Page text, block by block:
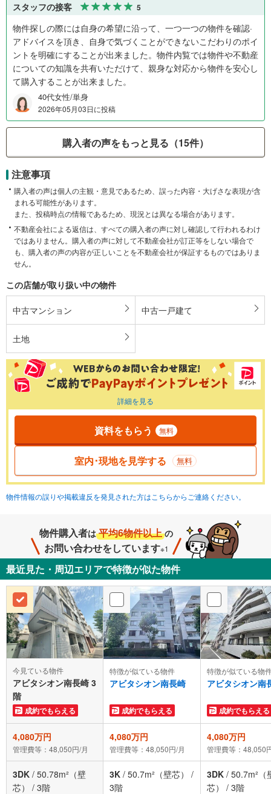
スタッフの接客 5
物件探しの際には自身の希望に沿って、一つ一つの物件を確認·
アドバイスを頂き、自身で気づくことができないこだわりのポイ
ントを明確にすることが出来ました。物件内覧では物件や不動産
についての知識を共有いただけて、親身な対応から物件を安心し
て購入することが出来ました。
40代女性/単身
2026年05月03日に投稿
購入者の声をもっと見る（15件）
注意事項
購入者の声は個人の主観・意見であるため、誤った内容・大げさな表現が含
まれる可能性があります。
また、投稿時点の情報であるため、現況とは異なる場合があります。
不動産会社による返信は、すべての購入者の声に対し確認して行われるわけ
ではありません。購入者の声に対して不動産会社が訂正等をしない場合で
も、購入者の声の内容が正しいことを不動産会社が保証するものではありま
せん。
この店舗が取り扱い中の物件
中古マンション 中古一戸建て
土地
詳細を見る
資料をもらう 無料
室内･現地を見学する 無料
物件情報の誤りや掲載違反を発見された方はこちらからご連絡ください。
物件購入者は 平均6物件以上 の
お問い合わせをしています※1
最近見た・周辺エリアで特徴が似た物件
今見ている物件
アビタシオン南長崎 3
階
成約でもらえる
特徴が似ている物件
アビタシオン南長崎
成約でもらえる
特徴が似ている物
アビタシオン南
成約でもらえる
4,080万円
管理費等：48,050円/月
4,080万円
管理費等：48,050円/月
4,080万円
管理費等：48,050
3DK / 50.78m²（壁
芯）
/ 3階
3K / 50.7m²（壁芯）
/
3階
3DK / 50.7m²（
芯）
/ 3階